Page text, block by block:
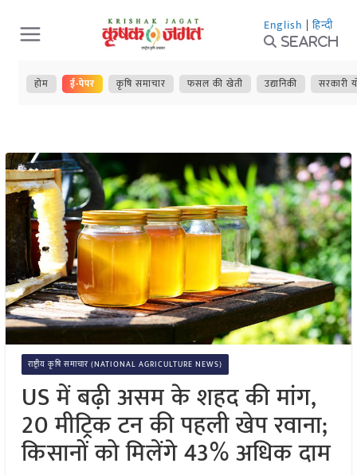
Skip
to
content
English | हिन्दी
Search
होम ई-पेपर कृषि समाचार फसल की खेती उद्यानिकी सरकारी
राष्ट्रीय कृषि समाचार (NATIONAL AGRICULTURE NEWS)
US में बढ़ी असम के शहद की मांग,
20 मीट्रिक टन की पहली खेप रवाना;
किसानों को मिलेंगे 43% अधिक दाम